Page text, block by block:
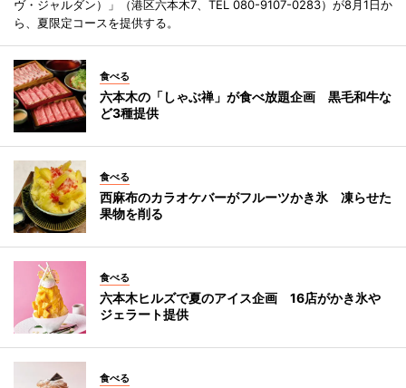
ヴ・ジャルダン）」（港区六本木7、TEL 080-9107-0283）が8月1日か
ら、夏限定コースを提供する。
食べる
六本木の「しゃぶ禅」が食べ放題企画 黒毛和牛な
ど3種提供
食べる
西麻布のカラオケバーがフルーツかき氷 凍らせた
果物を削る
食べる
六本木ヒルズで夏のアイス企画 16店がかき氷や
ジェラート提供
食べる